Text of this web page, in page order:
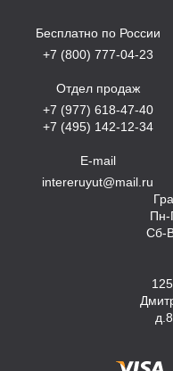
Бесплатно по России
+7 (800) 777-04-23
Отдел продаж
+7 (977) 618-47-40
+7 (495) 142-12-34
E-mail
intereruyut@mail.ru
Пн-
Сб-